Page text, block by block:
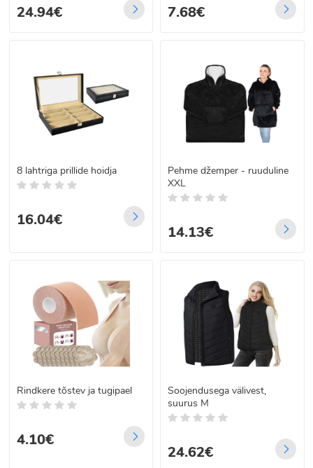
24.94€ 7.68€
8 lahtriga prillide hoidja
16.04€
Pehme džemper - ruuduline
XXL
14.13€
Rindkere tõstev ja tugipael
4.10€
Soojendusega välivest,
suurus M
24.62€